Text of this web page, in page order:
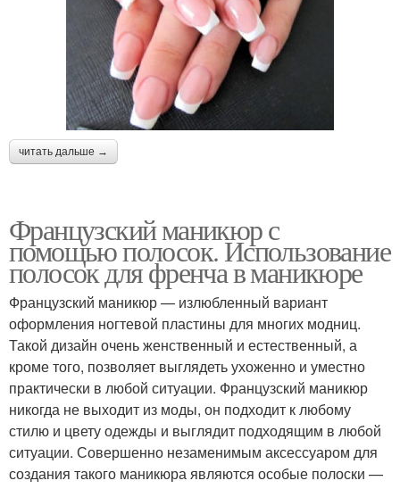
читать дальше →
Французский маникюр с
помощью полосок. Использование
полосок для френча в маникюре
Французский маникюр — излюбленный вариант
оформления ногтевой пластины для многих модниц.
Такой дизайн очень женственный и естественный, а
кроме того, позволяет выглядеть ухоженно и уместно
практически в любой ситуации. Французский маникюр
никогда не выходит из моды, он подходит к любому
стилю и цвету одежды и выглядит подходящим в любой
ситуации. Совершенно незаменимым аксессуаром для
создания такого маникюра являются особые полоски —